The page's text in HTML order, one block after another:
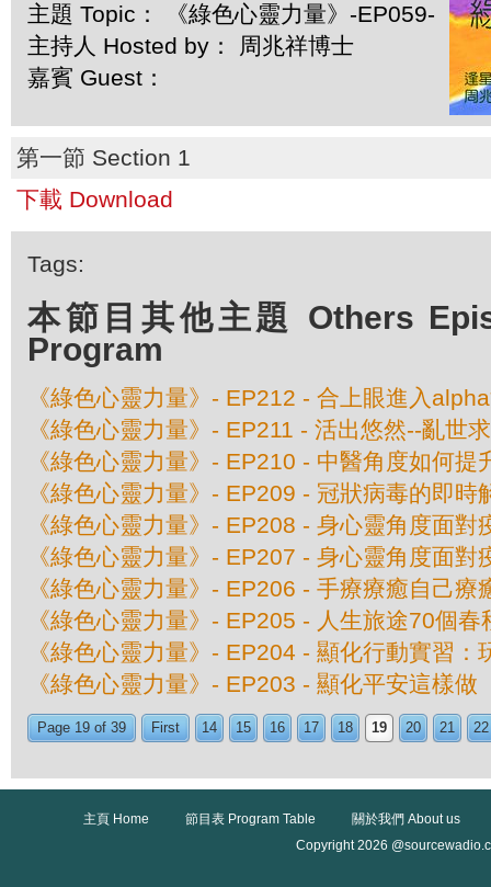
主題 Topic： 《綠色心靈力量》-EP059-
主持人 Hosted by： 周兆祥博士
嘉賓 Guest：
第一節 Section 1
下載 Download
Tags:
本節目其他主題 Others
Program
《綠色心靈力量》- EP212 - 合上眼進入
《綠色心靈力量》- EP211 - 活出悠然--亂世
《綠色心靈力量》- EP210 - 中醫角度如何提
《綠色心靈力量》- EP209 - 冠狀病毒的即時
《綠色心靈力量》- EP208 - 身心靈角度面對
《綠色心靈力量》- EP207 - 身心靈角度面對
《綠色心靈力量》- EP206 - 手療療癒自己療
《綠色心靈力量》- EP205 - 人生旅途70個春
《綠色心靈力量》- EP204 - 顯化行動實習：
《綠色心靈力量》- EP203 - 顯化平安這樣做
Page 19 of 39 First 14 15 16 17 18 19 20 21 22
主頁 Home 節目表 Program Table
關於我們 About us
Copyright 2026